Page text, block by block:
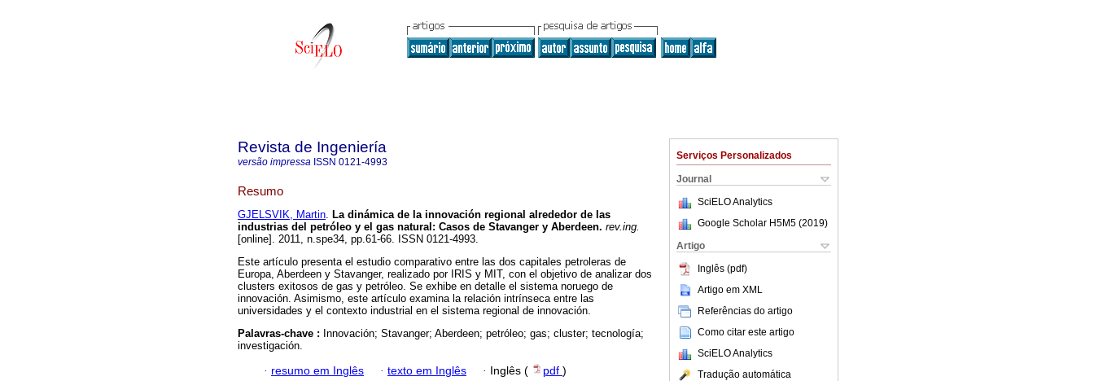
Serviços Personalizados
Journal
SciELO Analytics
Google Scholar H5M5 (2019)
Artigo
Inglês (pdf)
Artigo em XML
Referências do artigo
Como citar este artigo
SciELO Analytics
Tradução automática
Revista de Ingeniería
versão impressa ISSN 0121-4993
Resumo
GJELSVIK, Martin. La dinámica de la innovación regional alrededor de las
industrias del petróleo y el gas natural: Casos de Stavanger y Aberdeen. rev.ing.
[online]. 2011, n.spe34, pp.61-66. ISSN 0121-4993.
Este artículo presenta el estudio comparativo entre las dos capitales petroleras de
Europa, Aberdeen y Stavanger, realizado por IRIS y MIT, con el objetivo de analizar dos
clusters exitosos de gas y petróleo. Se exhibe en detalle el sistema noruego de
innovación. Asimismo, este artículo examina la relación intrínseca entre las
universidades y el contexto industrial en el sistema regional de innovación.
Palavras-chave : Innovación; Stavanger; Aberdeen; petróleo; gas; cluster; tecnología;
investigación.
· resumo em Inglês · texto em Inglês · Inglês ( pdf )